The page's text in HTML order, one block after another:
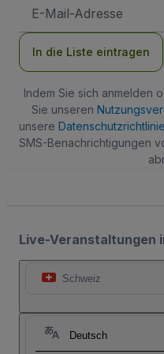
Mail-
In die Liste eintragen
Indem Sie sich anmelden
Sie unseren
unsere Datenschutzrichtlinie
SMS-Benachrichtigungen
Live-Veranstaltungen
Schweiz
Deutsch